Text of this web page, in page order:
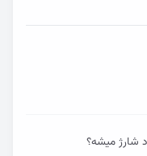
شارژ میشه؟